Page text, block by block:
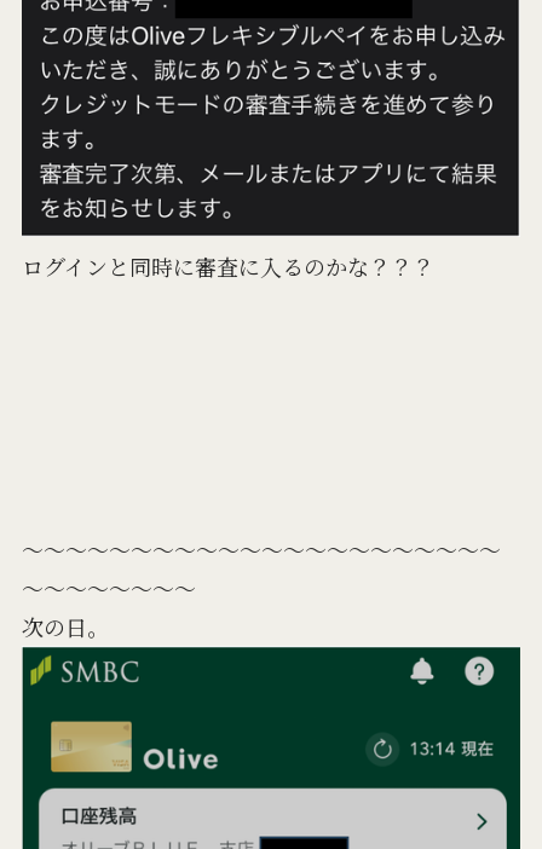
ログインと同時に審査に入るのかな？？？
～～～～～～～～～～～～～～～～～～～～～～
～～～～～～～～
次の日。